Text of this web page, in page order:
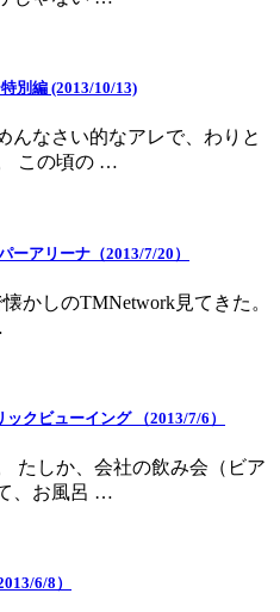
別編 (2013/10/13)
んなさい的なアレで、わりと
この頃の …
アリーナ（2013/7/20）
かしのTMNetwork見てきた。
クビューイング （2013/7/6）
たしか、会社の飲み会（ビア
、お風呂 …
6/8）